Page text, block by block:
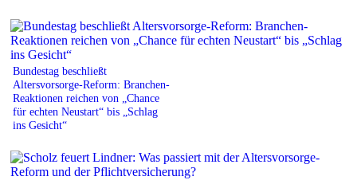
Bundestag beschließt
Altersvorsorge-Reform: Branchen-
Reaktionen reichen von „Chance
für echten Neustart“ bis „Schlag
ins Gesicht“